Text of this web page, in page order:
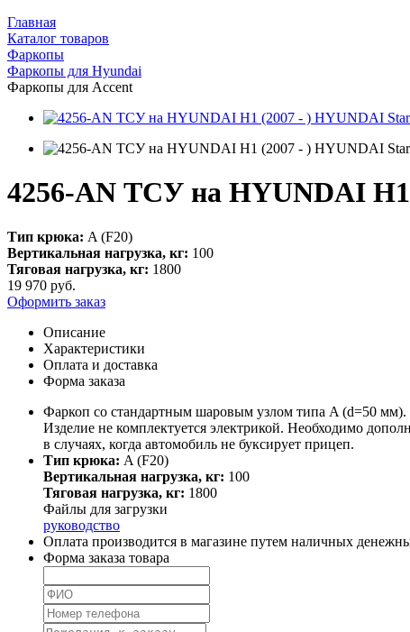
Главная
Каталог товаров
Фаркопы
Фаркопы для Hyundai
Фаркопы для Accent
4256-AN ТСУ на HYUNDAI
Тип крюка: A (F20)
Вертикальная нагрузка, кг: 100
Тяговая нагрузка, кг: 1800
19 970 руб.
Оформить заказ
Описание
Характеристики
Оплата и доставка
Форма заказа
Фаркоп со стандартным шаровым узлом типа A (d=50 мм).
Изделие не комплектуется электрикой. Необходимо
в случаях, когда автомобиль не буксирует прицеп.
Тип крюка: A (F20)
Вертикальная нагрузка, кг: 100
Тяговая нагрузка, кг: 1800
Файлы для загрузки
руководство
Оплата производится в магазине путем наличных
Форма заказа товара